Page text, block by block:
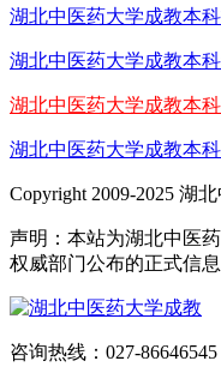
湖北中医药大学成教本
湖北中医药大学成教本
湖北中医药大学成教本
湖北中医药大学成教本
Copyright 2009-2025 湖
声明：本站为湖北中医
权威部门公布的正式信
咨询热线：027-86646545